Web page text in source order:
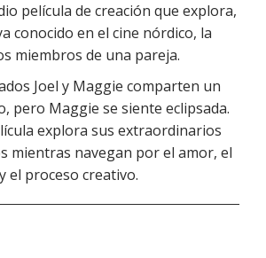
película de creación que explora,
conocido en el cine nórdico, la
miembros de una pareja.
Joel y Maggie comparten un
pero Maggie se siente eclipsada.
explora sus extraordinarios
mientras navegan por el amor, el
el proceso creativo.